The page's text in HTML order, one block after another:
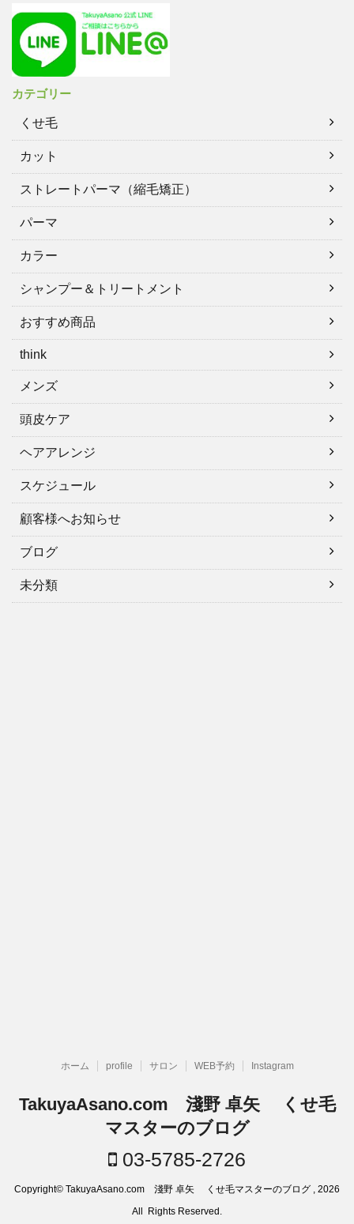
カテゴリー
くせ毛
カット
ストレートパーマ（縮毛矯正）
パーマ
カラー
シャンプー＆トリートメント
おすすめ商品
think
メンズ
頭皮ケア
ヘアアレンジ
スケジュール
顧客様へお知らせ
ブログ
未分類
ホーム profile サロン WEB予約 Instagram
TakuyaAsano.com 淺野 卓矢 くせ毛
マスターのブログ
03-5785-2726
Copyright© TakuyaAsano.com 淺野 卓矢 くせ毛マスターのブログ , 2026
All Rights Reserved.